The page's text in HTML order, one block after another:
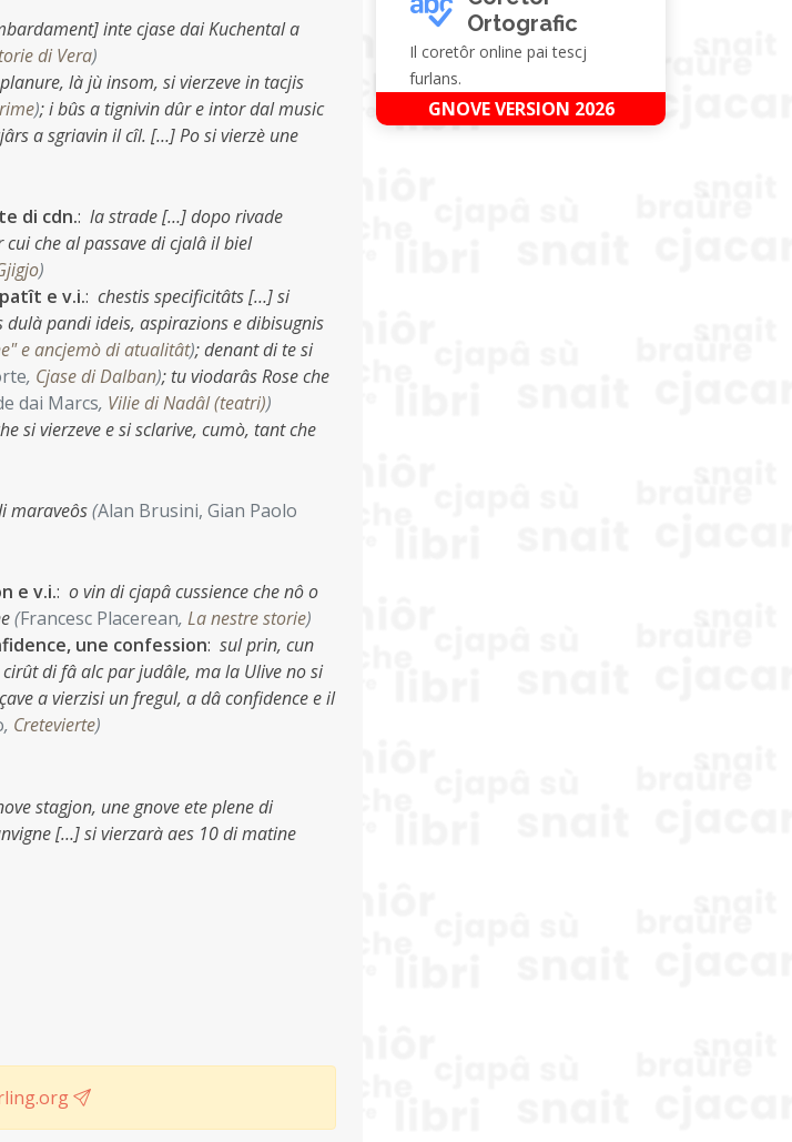
inte cjase dai Kuchental a
di Vera)
là jù insom, si vierzeve in tacjis
);i bûs a tignivin dûr e intor dal music
a sgriavin il cîl. […] Po si vierzè une
di cdn.: la strade […] dopo rivade
che al passave di cjalâ il biel
)
e v.i.: chestis specificitâts […] si
pandi ideis, aspirazions e dibisugnis
e ancjemò di atualitât);denant di te si
, Cjase di Dalban); tu viodarâs Rose che
dai Marcs, Vilie di Nadâl (teatri))
si vierzeve e si sclarive, cumò, tant che
maraveôs(Alan Brusini, Gian Paolo
e v.i.: o vin di cjapâ cussience che nô o
(Francesc Placerean, La nestre storie)
une confession: sul prin, cun
cirût di fâ alc par judâle, ma la Ulive no si
a vierzisi un fregul, a dâ confidence e il
, Cretevierte)
stagjon, une gnove ete plene di
[…] si vierzarà aes 10 di matine
Ortografic
Il coretôr online pai tescj
furlans.
GNOVE VERSION 2026